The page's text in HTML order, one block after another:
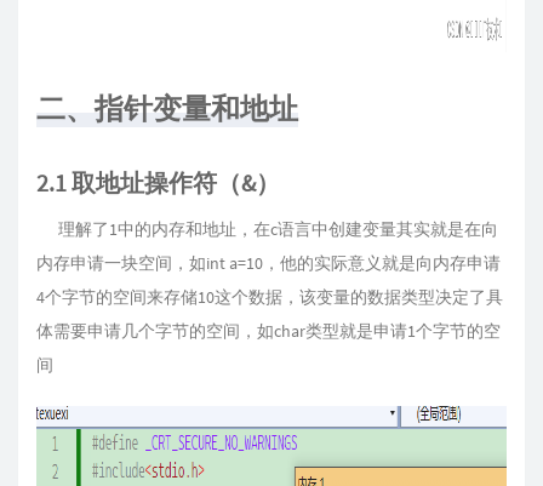
二、指针变量和地址
2.1 取地址操作符（&）
理解了1中的内存和地址，在c语言中创建变量其实就是在向
内存申请一块空间，如int a=10，他的实际意义就是向内存申请
4个字节的空间来存储10这个数据，该变量的数据类型决定了具
体需要申请几个字节的空间，如char类型就是申请1个字节的空
间